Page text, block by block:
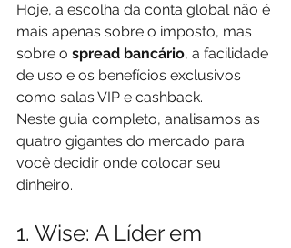
Hoje, a escolha da conta global não é
mais apenas sobre o imposto, mas
sobre o spread bancário, a facilidade
de uso e os benefícios exclusivos
como salas VIP e cashback.
Neste guia completo, analisamos as
quatro gigantes do mercado para
você decidir onde colocar seu
dinheiro.
1. Wise: A Líder em